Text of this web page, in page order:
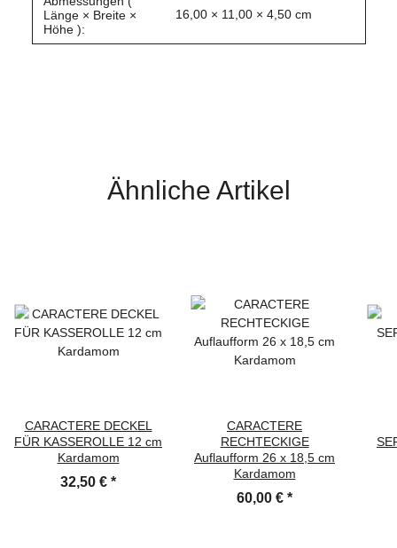
Länge × Breite ×
Höhe ):
16,00 × 11,00 × 4,50 cm
Ähnliche Artikel
CARACTERE DECKEL
FÜR KASSEROLLE 12 cm
Kardamom
32,50 € *
CARACTERE
RECHTECKIGE
Auflaufform 26 x 18,5 cm
Kardamom
60,00 € *